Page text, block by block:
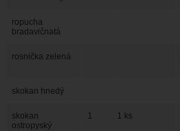
ropucha
bradavičnatá
rosnička zelená
skokan hnedý
skokan
ostropyský
1 1 ks